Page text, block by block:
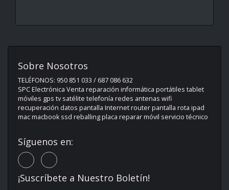
Sobre Nosotros
TELÉFONOS: 950 851 033 / 687 086 632
SPC Electrónica Venta reparación informática portátiles tablet
móviles gps tv satélite telefonía redes antenas wifi
recuperación datos pantalla Internet router pantalla rota ipad
mac macbook ssd reballing placa reparar móvil servicio técnico
Síguenos en:
¡Suscríbete a Nuestro Boletín!